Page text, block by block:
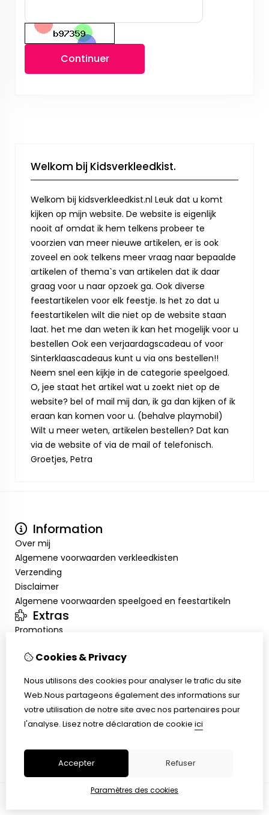
Continuer
Welkom bij Kidsverkleedkist.
Welkom bij kidsverkleedkist.nl Leuk dat u komt
kijken op mijn website. De website is eigenlijk
nooit af omdat ik hem telkens probeer te
voorzien van meer nieuwe artikelen, er is ook
zoveel en ook telkens meer vraag naar bepaalde
artikelen of thema`s van artikelen dat ik daar
graag voor u naar opzoek ga. Ook diverse
feestartikelen voor elk feestje. Is het zo dat u
feestartikelen wilt die niet op de website staan
laat. het me dan weten ik kan het mogelijk voor u
bestellen Ook een verjaardagscadeau of voor
Sinterklaascadeaus kunt u via ons bestellen!!
Neem snel een kijkje in de categorie speelgoed.
O, jee staat het artikel wat u zoekt niet op de
website? bel of mail mij dan, ik ga dan kijken of ik
eraan kan komen voor u. (behalve playmobil)
Wilt u meer weten, artikelen bestellen? Dat kan
via de website of via de mail of telefonisch.
Groetjes, Petra
Information
Over mij
Algemene voorwaarden verkleedkisten
Verzending
Disclaimer
Algemene voorwaarden speelgoed en feestartikeln
Extras
Promotions
Inloggen
Service client
Retour de marchandise
Cookies & Privacy
Nous utilisons des cookies pour analyser le trafic du site
Web.Nous partageons également des informations sur
votre utilisation de notre site avec nos partenaires pour
l'analyse. Lisez notre déclaration de cookie ici
Accepter Refuser
Paramètres des cookies